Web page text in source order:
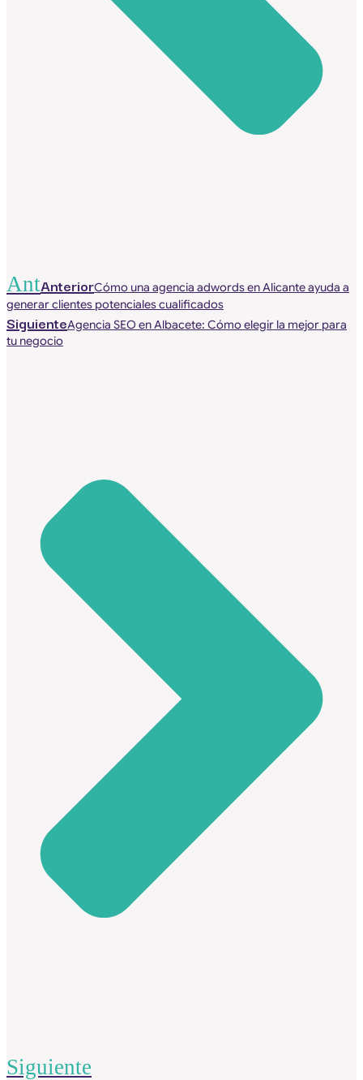
AntAnteriorCómo una agencia adwords en Alicante ayuda a
generar clientes potenciales cualificados
SiguienteAgencia SEO en Albacete: Cómo elegir la mejor para
tu negocio
Siguiente